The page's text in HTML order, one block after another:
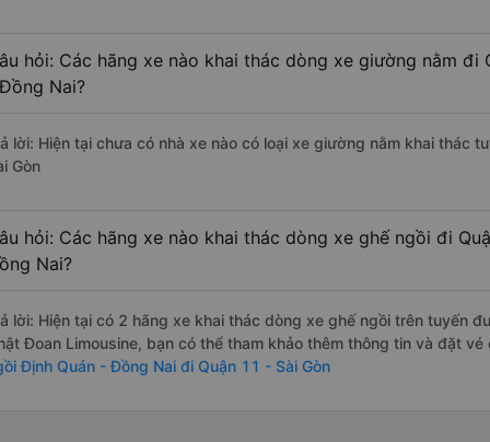
hỏi: Các hãng xe nào khai thác dòng xe giường nằm đi
Nai?
lời: Hiện tại chưa có nhà xe nào có loại xe giường nằm khai thác
Gòn
hỏi: Các hãng xe nào khai thác dòng xe ghế ngồi đi
Nai?
lời: Hiện tại có 2 hãng xe khai thác dòng xe ghế ngồi trên tuyến
Đoan Limousine, bạn có thể tham khảo thêm thông tin và đặt
Định Quán - Đồng Nai đi Quận 11 - Sài Gòn